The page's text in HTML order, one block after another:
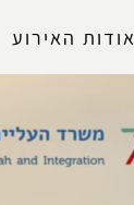
אודות האירוע